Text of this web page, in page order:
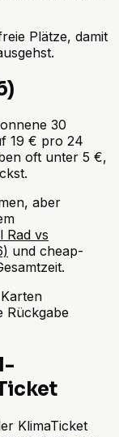
Plätze, damit
30
19 € pro 24
oft unter 5 €,
aber
Rad vs
und cheap-
Rückgabe
KlimaTicket